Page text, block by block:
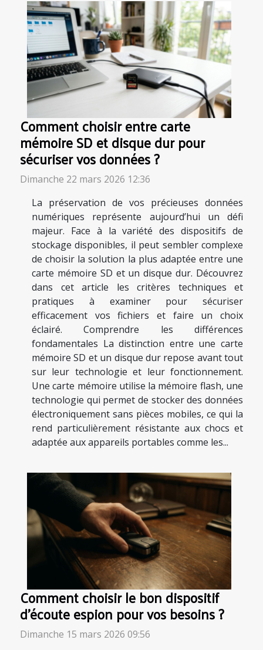
Comment choisir entre carte
mémoire SD et disque dur pour
sécuriser vos données ?
Dimanche 22 mars 2026 12:36
La préservation de vos précieuses données
numériques représente aujourd’hui un défi
majeur. Face à la variété des dispositifs de
stockage disponibles, il peut sembler complexe
de choisir la solution la plus adaptée entre une
carte mémoire SD et un disque dur. Découvrez
dans cet article les critères techniques et
pratiques à examiner pour sécuriser
efficacement vos fichiers et faire un choix
éclairé. Comprendre les différences
fondamentales La distinction entre une carte
mémoire SD et un disque dur repose avant tout
sur leur technologie et leur fonctionnement.
Une carte mémoire utilise la mémoire flash, une
technologie qui permet de stocker des données
électroniquement sans pièces mobiles, ce qui la
rend particulièrement résistante aux chocs et
adaptée aux appareils portables comme les...
Comment choisir le bon dispositif
d'écoute espion pour vos besoins ?
Dimanche 15 mars 2026 09:56